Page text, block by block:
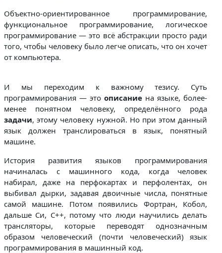
Объектно-ориентированное программирование,
функциональное программирование, логическое
программирование — это всё абстракции просто ради
того, чтобы человеку было легче описать, что он хочет
от компьютера.
И мы переходим к важному тезису. Суть
программирования — этоописание на языке, более-
менее понятном человеку, определённого рода
задачи, этому человеку нужной. Но при этом данный
язык должен транслироваться в язык, понятный
машине.
История развития языков программирования
начиналась с машинного кода, когда человек
набирал, даже на перфокартах и перфолентах, он
выбивал дырки, задавая двоичные числа, понятные
самой машине. Потом появились Фортран, Кобол,
дальше Си, C++, потому что люди научились делать
трансляторы, которые переводят однозначным
образом человеческий (почти человеческий) язык
программирования в машинный код.